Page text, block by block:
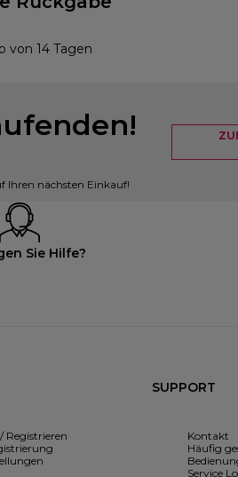
von 14 Tagen
Ihren nächsten Einkauf!
Sie Hilfe?
Registrieren
SUPPORT
Kontakt
Häufig
Service